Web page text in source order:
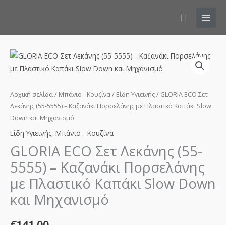
Αρχική σελίδα/ Μπάνιο - Κουζίνα/ Είδη Υγιεινής/ GLORIA ECO Σετ
Λεκάνης (55-5555) – Καζανάκι Πορσελάνης με Πλαστικό Καπάκι Slow
Down και Μηχανισμό
Είδη Υγιεινής, Μπάνιο - Κουζίνα
GLORIA ECO Σετ Λεκάνης (55-
5555) – Καζανάκι Πορσελάνης
με Πλαστικό Καπάκι Slow Down
και Μηχανισμό
GLORIA
ECO
Λεκάνης
(55-
5555)
-
Πορσελάνης
με
Πλαστικό
Καπάκι
Slow
Down